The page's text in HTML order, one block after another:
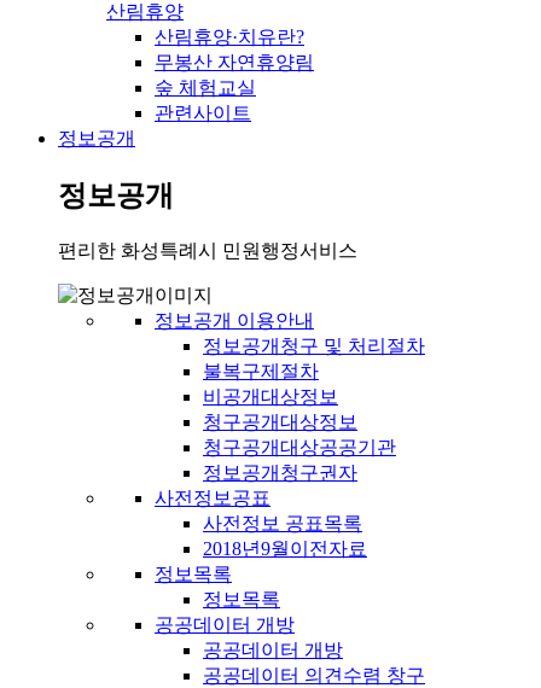
산림휴양
산림휴양·치유란?
무봉산 자연휴양림
숲 체험교실
관련사이트
정보공개
정보공개
편리한 화성특례시 민원행정서비스
정보공개 이용안내
정보공개청구 및 처리절차
불복구제절차
비공개대상정보
청구공개대상정보
청구공개대상공공기관
정보공개청구권자
사전정보공표
사전정보 공표목록
2018년9월이전자료
정보목록
정보목록
공공데이터 개방
공공데이터 개방
공공데이터 의견수렴 창구